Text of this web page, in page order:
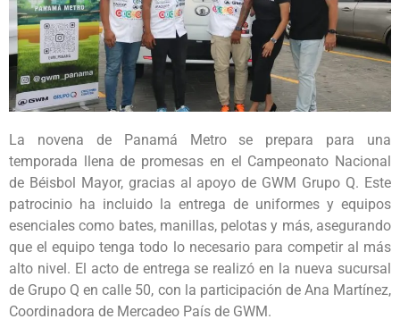
La novena de Panamá Metro se prepara para una
temporada llena de promesas en el Campeonato Nacional
de Béisbol Mayor, gracias al apoyo de GWM Grupo Q. Este
patrocinio ha incluido la entrega de uniformes y equipos
esenciales como bates, manillas, pelotas y más, asegurando
que el equipo tenga todo lo necesario para competir al más
alto nivel. El acto de entrega se realizó en la nueva sucursal
de Grupo Q en calle 50, con la participación de Ana Martínez,
Coordinadora de Mercadeo País de GWM.